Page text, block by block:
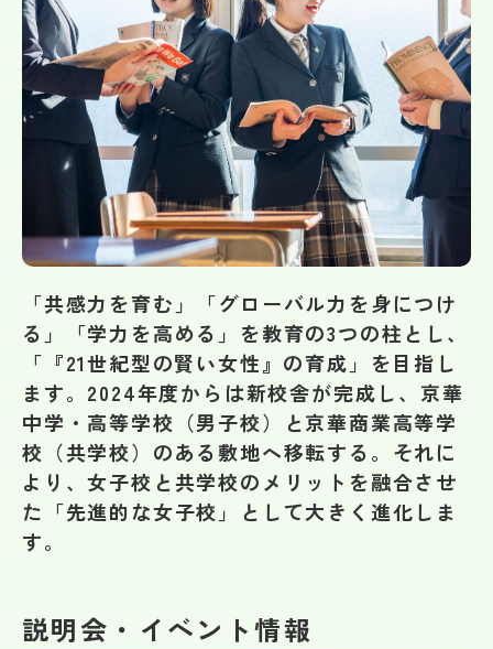
よみもの
学校からのお知らせ
学校HP最新情報
その他
お問い合わせ
個人情報保護方針
サイトマップ
運営会社
「共感力を育む」「グローバル力を身につけ
る」「学力を高める」を教育の3つの柱とし、
「『21世紀型の賢い女性』の育成」を目指し
ます。2024年度からは新校舎が完成し、京華
中学・高等学校（男子校）と京華商業高等学
校（共学校）のある敷地へ移転する。それに
より、女子校と共学校のメリットを融合させ
た「先進的な女子校」として大きく進化しま
す。
説明会・イベント情報